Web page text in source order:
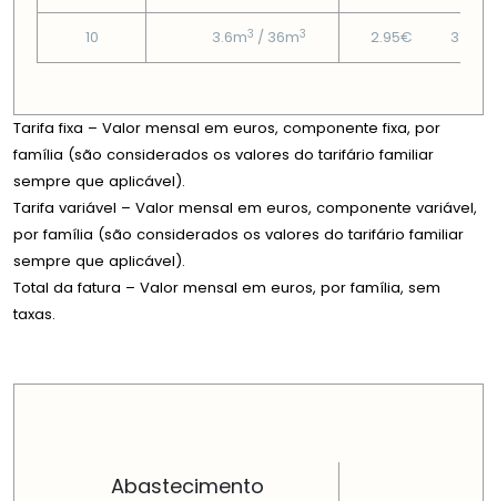
10 3.6m3 / 36m3 2.95€
Tarifa fixa – Valor mensal em euros, componente fixa, por
família (são considerados os valores do tarifário familiar
sempre que aplicável).
Tarifa variável – Valor mensal em euros, componente variável,
por família (são considerados os valores do tarifário familiar
sempre que aplicável).
Total da fatura – Valor mensal em euros, por família, sem
taxas.
Abastecimento